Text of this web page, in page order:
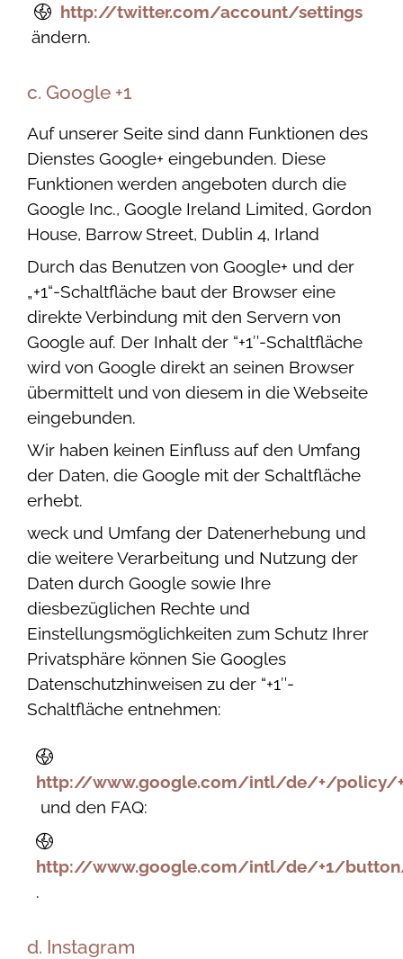
http://twitter.com/account/settings
ändern.
c. Google +1
Auf unserer Seite sind dann Funktionen des
Dienstes Google+ eingebunden. Diese
Funktionen werden angeboten durch die
Google Inc., Google Ireland Limited, Gordon
House, Barrow Street, Dublin 4, Irland
Durch das Benutzen von Google+ und der
„+1“-Schaltfläche baut der Browser eine
direkte Verbindung mit den Servern von
Google auf. Der Inhalt der “+1″-Schaltfläche
wird von Google direkt an seinen Browser
übermittelt und von diesem in die Webseite
eingebunden.
Wir haben keinen Einfluss auf den Umfang
der Daten, die Google mit der Schaltfläche
erhebt.
weck und Umfang der Datenerhebung und
die weitere Verarbeitung und Nutzung der
Daten durch Google sowie Ihre
diesbezüglichen Rechte und
Einstellungsmöglichkeiten zum Schutz Ihrer
Privatsphäre können Sie Googles
Datenschutzhinweisen zu der “+1″-
Schaltfläche entnehmen:
http://www.google.com/intl/de/+/policy/
und den FAQ:
http://www.google.com/intl/de/+1/
.
d. Instagram